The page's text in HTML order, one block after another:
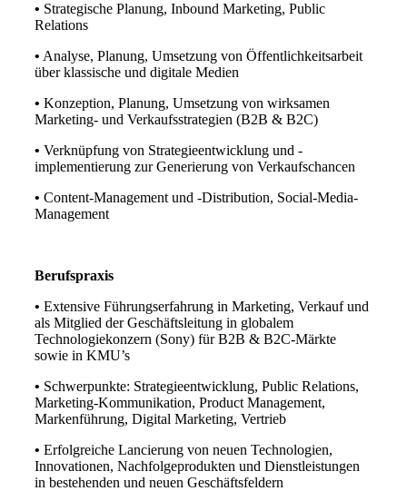
• Strategische Planung, Inbound Marketing, Public
Relations
• Analyse, Planung, Umsetzung von Öffentlichkeitsarbeit
über klassische und digitale Medien
• Konzeption, Planung, Umsetzung von wirksamen
Marketing- und Verkaufsstrategien (B2B & B2C)
• Verknüpfung von Strategieentwicklung und -
implementierung zur Generierung von Verkaufschancen
• Content-Management und -Distribution, Social-Media-
Management
Berufspraxis
• Extensive Führungserfahrung in Marketing, Verkauf und
als Mitglied der Geschäftsleitung in globalem
Technologiekonzern (Sony) für B2B & B2C-Märkte
sowie in KMU’s
• Schwerpunkte: Strategieentwicklung, Public Relations,
Marketing-Kommunikation, Product Management,
Markenführung, Digital Marketing, Vertrieb
• Erfolgreiche Lancierung von neuen Technologien,
Innovationen, Nachfolgeprodukten und Dienstleistungen
in bestehenden und neuen Geschäftsfeldern